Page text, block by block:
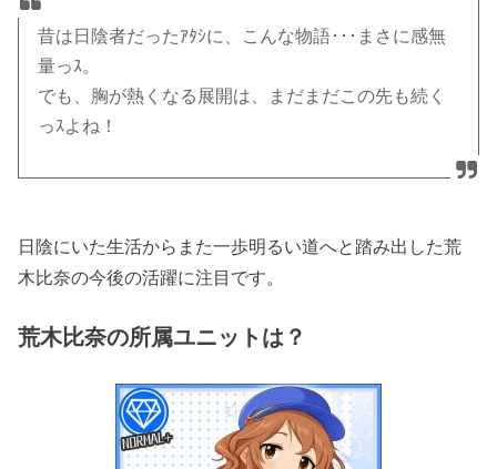
昔は日陰者だったｱﾀｼに、こんな物語･･･まさに感無
量っｽ。
でも、胸が熱くなる展開は、まだまだこの先も続く
っｽよね！
日陰にいた生活からまた一歩明るい道へと踏み出した荒
木比奈の今後の活躍に注目です。
荒木比奈の所属ユニットは？